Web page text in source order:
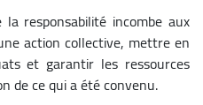
responsabilité incombe aux
action collective, mettre en
et garantir les ressources
de ce qui a été convenu.